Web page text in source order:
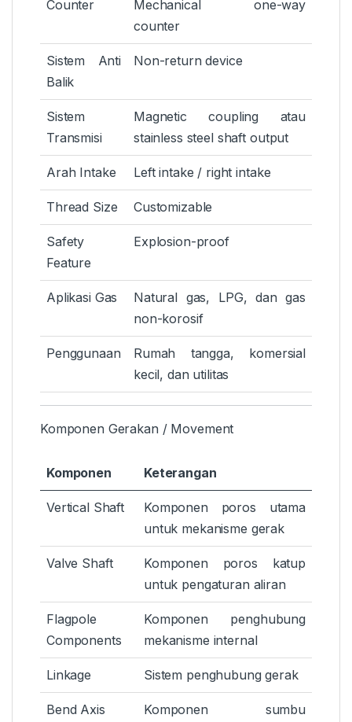
Counter
Mechanical one-way
counter
Sistem Anti
Balik
Non-return device
Sistem
Transmisi
Magnetic coupling atau
stainless steel shaft output
Arah Intake Left intake / right intake
Thread Size Customizable
Safety
Feature
Explosion-proof
Aplikasi Gas
Natural gas, LPG, dan gas
non-korosif
Penggunaan
Rumah tangga, komersial
kecil, dan utilitas
Komponen Gerakan / Movement
Komponen Keterangan
Vertical Shaft
Komponen poros utama
untuk mekanisme gerak
Valve Shaft
Komponen poros katup
untuk pengaturan aliran
Flagpole
Components
Komponen penghubung
mekanisme internal
Linkage Sistem penghubung gerak
Bend Axis
Komponen sumbu